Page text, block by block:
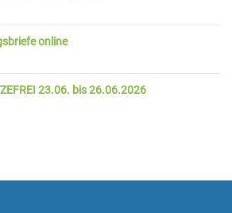
online
23.06. bis 26.06.2026